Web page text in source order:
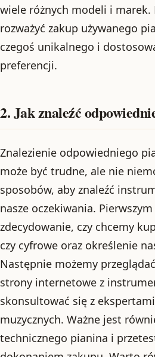
wiele różnych modeli i
rozważyć zakup używanego
czegoś unikalnego i
preferencji.
2. Jak znaleźć
Znalezienie odpowiedniego
może być trudne, ale nie
sposobów, aby znaleźć
nasze oczekiwania.
zdecydowanie, czy chcemy
czy cyfrowe oraz określenie
Następnie możemy
strony internetowe z
skonsultować się z
muzycznych. Ważne jest
technicznego pianina i